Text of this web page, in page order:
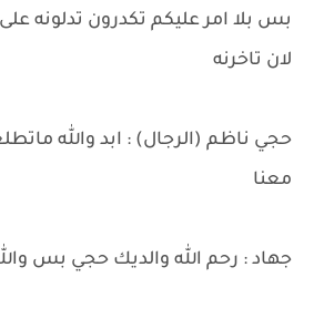
بس بلا امر عليكم تكدرون تدلونه
لان تاخرنه
حجي ناظم (الرجال) : ابد والله
معنا
جهاد : رحم الله والديك حجي بس